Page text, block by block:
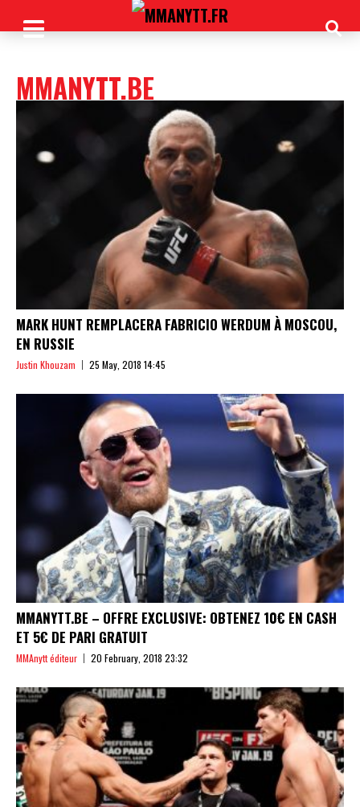
MMANYTT.BE
MARK HUNT REMPLACERA FABRICIO WERDUM À MOSCOU,
EN RUSSIE
Justin Khouzam 25 May, 2018 14:45
MMANYTT.BE – OFFRE EXCLUSIVE: OBTENEZ 10€ EN CASH
ET 5€ DE PARI GRATUIT
MMAnytt éditeur 20 February, 2018 23:32